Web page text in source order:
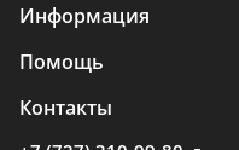
Информация
Помощь
Контакты